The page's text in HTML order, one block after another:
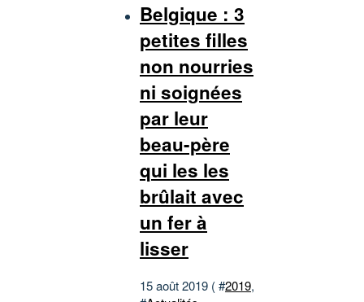
Belgique : 3
petites filles
non nourries
ni soignées
par leur
beau-père
qui les les
brûlait avec
un fer à
lisser
15 août 2019 ( #2019,